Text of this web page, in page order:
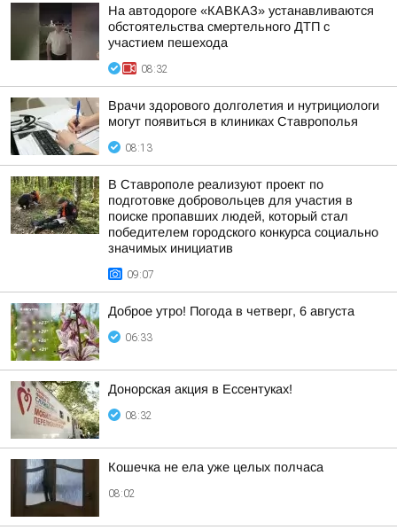
На автодороге «КАВКАЗ» устанавливаются
обстоятельства смертельного ДТП с
участием пешехода
08:32
Врачи здорового долголетия и нутрициологи
могут появиться в клиниках Ставрополья
08:13
В Ставрополе реализуют проект по
подготовке добровольцев для участия в
поиске пропавших людей, который стал
победителем городского конкурса социально
значимых инициатив
09:07
Доброе утро! Погода в четверг, 6 августа
06:33
Донорская акция в Ессентуках!
08:32
Кошечка не ела уже целых полчаса
08:02